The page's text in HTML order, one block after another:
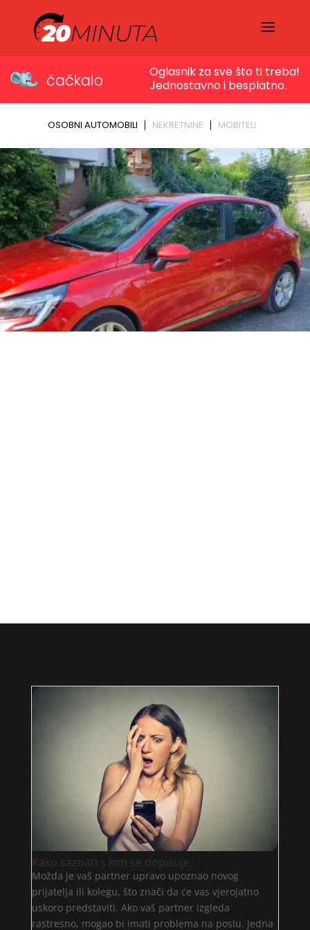
Kako saznati s kim se dopisuje
Možda je vaš partner upravo upoznao novog
prijatelja ili kolegu, što znači da će vas vjerojatno
uskoro predstaviti. Ako vaš partner izgleda
rastresno, mogao bi imati problema na poslu. Jedna